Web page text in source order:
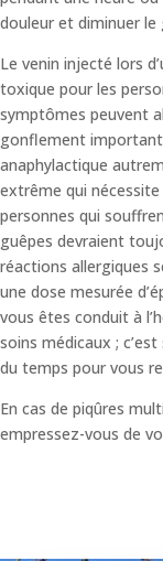
douleur et diminuer
Le venin injecté lors
toxique pour les
symptômes peuvent
gonflement
anaphylactique
extrême qui
personnes qui
guêpes devraient
réactions allergiques
une dose mesurée
vous êtes conduit à
soins médicaux ;
du temps pour vous
En cas de piqûres
empressez-vous de